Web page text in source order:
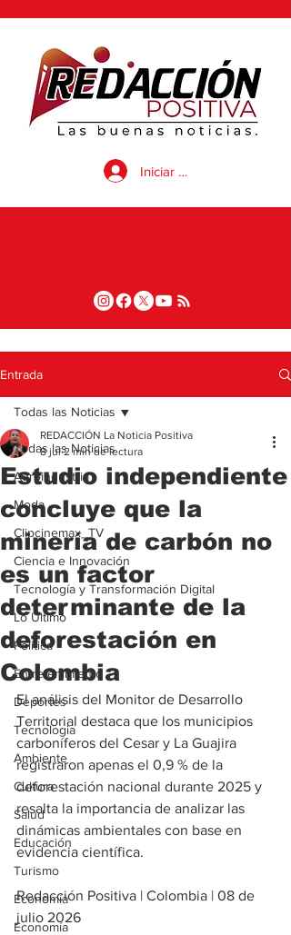
Iniciar sesión
Entrada
Todas las Noticias
Agroindustria
Moda
Clipcinemax_TV
Ciencia e Innovación
Tecnología y Transformación Digital
Lo Ultimo
Politica
Entretenimiento
Deportes
Tecnologia
Ambiente
Cultura
Salud
Educación
Turismo
Economía
Economía
Todas las Noticias
Estudio independiente
concluye que la
minería de carbón no
es un factor
determinante de la
deforestación en
Colombia
REDACCIÓN La Noticia Positiva
8 jul 2 min de lectura
El análisis del Monitor de Desarrollo
Territorial destaca que los municipios
carboníferos del Cesar y La Guajira
registraron apenas el 0,9 % de la
deforestación nacional durante 2025 y
resalta la importancia de analizar las
dinámicas ambientales con base en
evidencia científica.
Redacción Positiva | Colombia | 08 de
julio 2026